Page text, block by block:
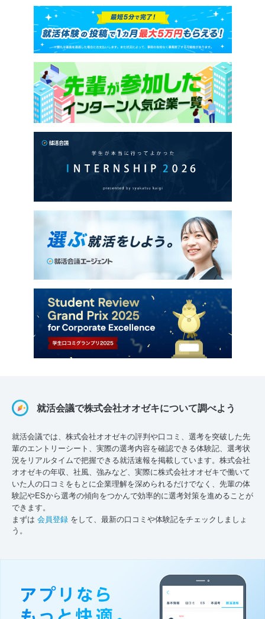
就活会議で株式会社オオゼキについて調べよう
就活会議では、株式会社オオゼキの評判や口コミ、選考を突破した先
輩のエントリーシート、実際の選考内容を確認できる体験記、選考状
況をリアルタイムで把握できる就活速報を掲載しています。株式会社
オオゼキの年収、社風、強みなど、実際に株式会社オオゼキで働いて
いた人の口コミをもとに企業理解を深められるだけでなく、先輩の体
験記やESから選考の傾向をつかんで効率的に選考対策を進めることが
できます。
まずは 会員登録 をして、最新の口コミや体験記をチェックしましょ
う。